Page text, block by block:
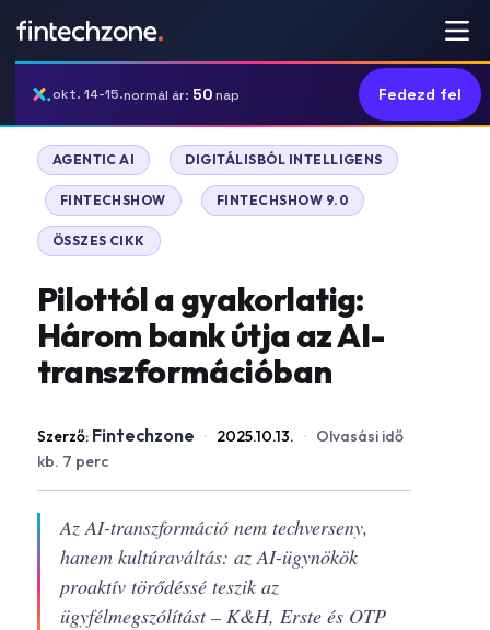
okt. 14-15.normál ár: 50nap Fedezd fel
AGENTIC AI | DIGITÁLISBÓL INTELLIGENS
FINTECHSHOW FINTECHSHOW 9.0
ÖSSZES CIKK
Pilottól a gyakorlatig:
Három bank útja az AI-
transzformációban
Szerző: Fintechzone · 2025.10.13. · Olvasási idő
kb. 7 perc
Az AI-transzformáció nem techverseny,
hanem kultúraváltás: az AI-ügynökök
proaktív törődéssé teszik az
ügyfélmegszólítást – K&H, Erste és OTP